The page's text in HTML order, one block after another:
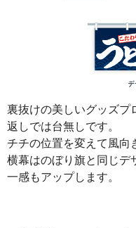
裏抜けの美しいグッズプ
返しでは台無しです。
チチの位置を変えて風向
横幕はのぼり旗と同じデ
一感もアップします。